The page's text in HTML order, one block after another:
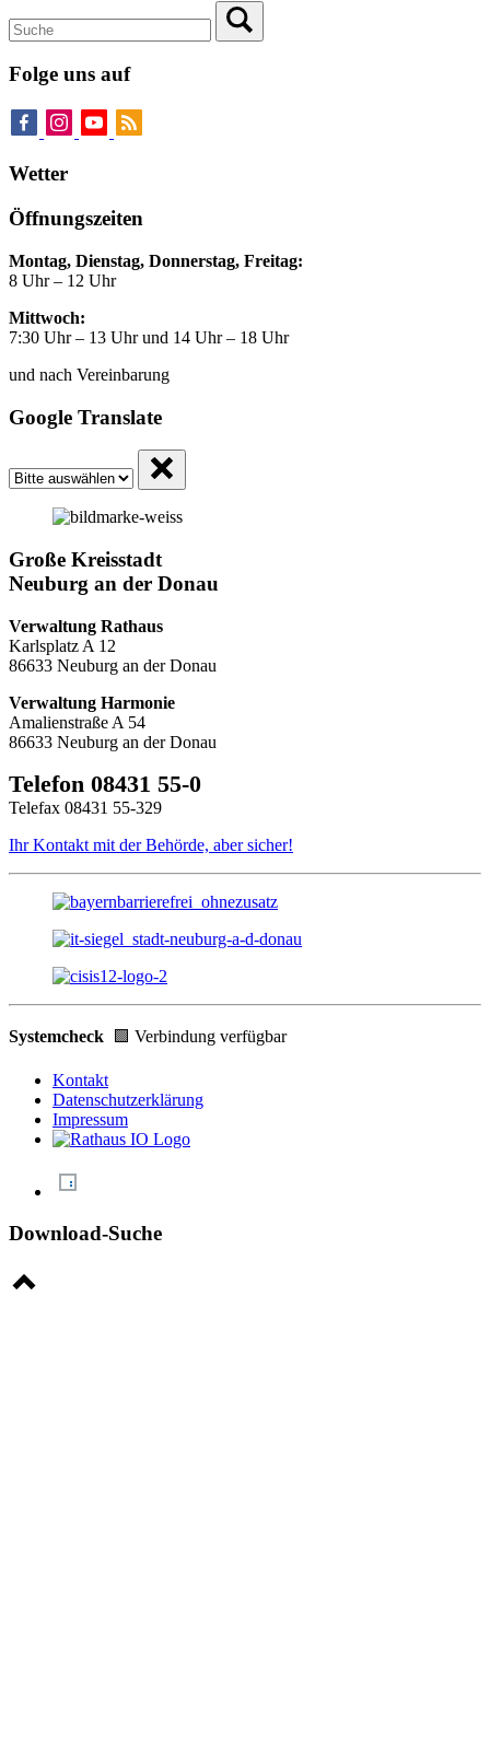
Folge uns auf
Wetter
Öffnungszeiten
Montag, Dienstag, Donnerstag, Freitag:
8 Uhr – 12 Uhr
Mittwoch:
7:30 Uhr – 13 Uhr und 14 Uhr – 18 Uhr
und nach Vereinbarung
Google Translate
Große Kreisstadt
Neuburg an der Donau
Verwaltung Rathaus
Karlsplatz A 12
86633 Neuburg an der Donau
Verwaltung Harmonie
Amalienstraße A 54
86633 Neuburg an der Donau
Telefon 08431 55-0
Telefax 08431 55-329
Ihr Kontakt mit der Behörde, aber sicher!
Systemcheck 🟩 Verbindung verfügbar
Kontakt
Datenschutzerklärung
Impressum
Download-Suche